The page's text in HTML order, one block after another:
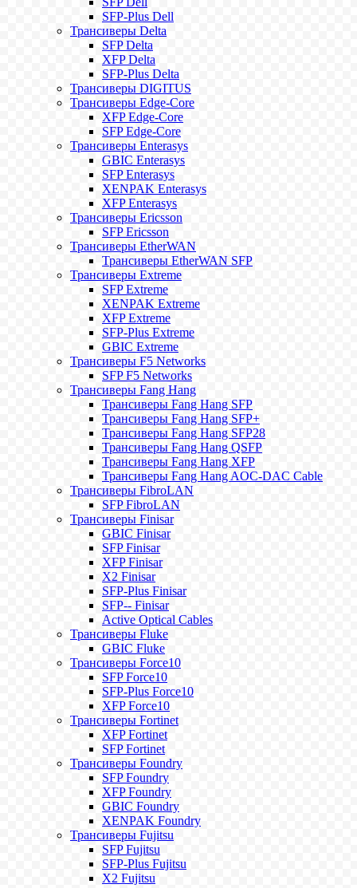
SFP-Plus Dell
Трансиверы Delta
SFP Delta
XFP Delta
SFP-Plus Delta
Трансиверы DIGITUS
Трансиверы Edge-Core
XFP Edge-Core
SFP Edge-Core
Трансиверы Enterasys
GBIC Enterasys
SFP Enterasys
XENPAK Enterasys
XFP Enterasys
Трансиверы Ericsson
SFP Ericsson
Трансиверы EtherWAN
Трансиверы EtherWAN SFP
Трансиверы Extreme
SFP Extreme
XENPAK Extreme
XFP Extreme
SFP-Plus Extreme
GBIC Extreme
Трансиверы F5 Networks
SFP F5 Networks
Трансиверы Fang Hang
Трансиверы Fang Hang SFP
Трансиверы Fang Hang SFP+
Трансиверы Fang Hang SFP28
Трансиверы Fang Hang QSFP
Трансиверы Fang Hang XFP
Трансиверы Fang Hang AOC-DAC Cable
Трансиверы FibroLAN
SFP FibroLAN
Трансиверы Finisar
GBIC Finisar
SFP Finisar
XFP Finisar
X2 Finisar
SFP-Plus Finisar
SFP-- Finisar
Active Optical Cables
Трансиверы Fluke
GBIC Fluke
Трансиверы Force10
SFP Force10
SFP-Plus Force10
XFP Force10
Трансиверы Fortinet
XFP Fortinet
SFP Fortinet
Трансиверы Foundry
SFP Foundry
XFP Foundry
GBIC Foundry
XENPAK Foundry
Трансиверы Fujitsu
SFP Fujitsu
SFP-Plus Fujitsu
X2 Fujitsu